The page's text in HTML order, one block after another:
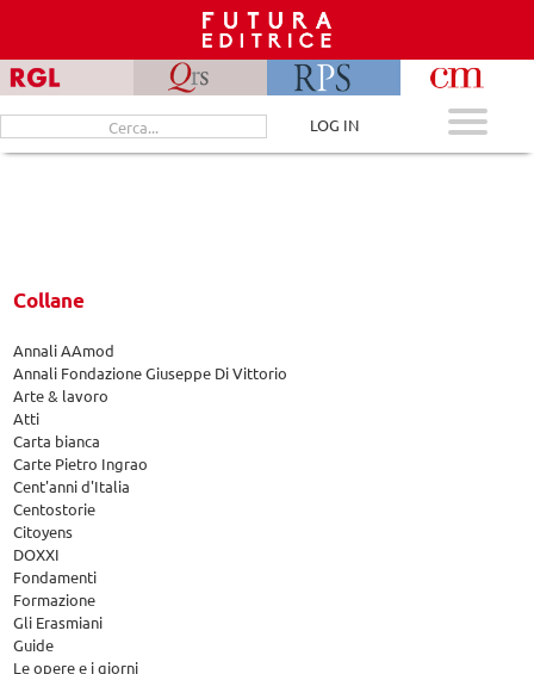
content
Cerca
per:
LOG IN
Collane
Annali AAmod
Annali Fondazione Giuseppe Di Vittorio
Arte & lavoro
Atti
Carta bianca
Carte Pietro Ingrao
Cent'anni d'Italia
Centostorie
Citoyens
DOXXI
Fondamenti
Formazione
Gli Erasmiani
Guide
Le opere e i giorni